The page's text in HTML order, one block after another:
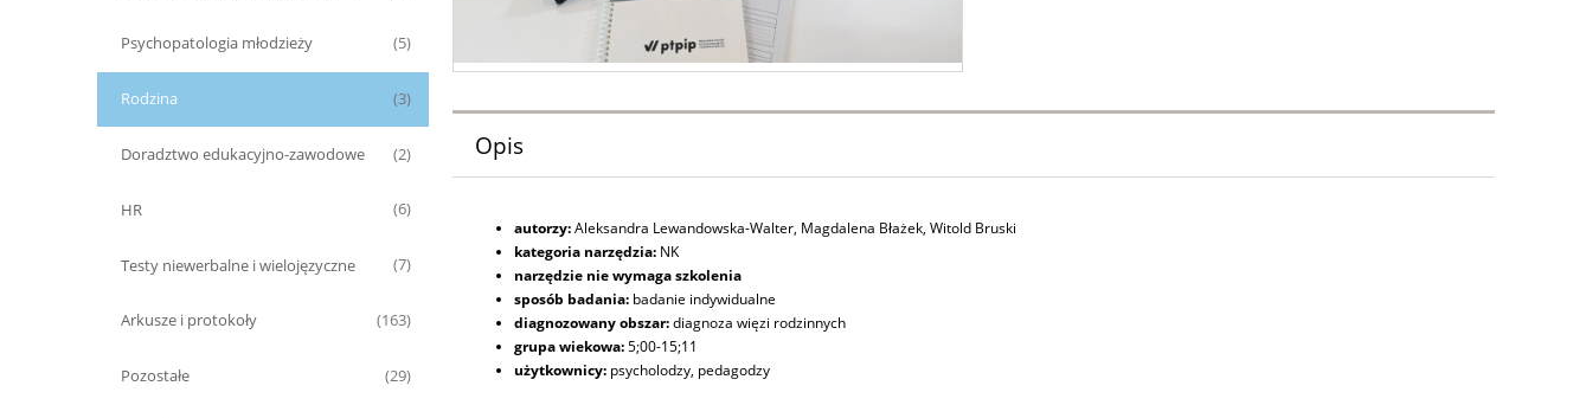
Psychopatologia młodzieży (5)
Rodzina (3)
Doradztwo edukacyjno-zawodowe (2)
HR (6)
Testy niewerbalne i wielojęzyczne (7)
Arkusze i protokoły (163)
Pozostałe (29)
Opis
autorzy:Aleksandra Lewandowska-Walter, Magdalena Błażek, Witold Bruski
kategoria narzędzia: NK
narzędzie nie wymaga szkolenia
sposób badania: badanie indywidualne
diagnozowany obszar:diagnoza więzi rodzinnych
grupa wiekowa:5;00-15;11
użytkownicy: psycholodzy, pedagodzy